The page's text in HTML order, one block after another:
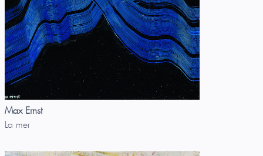
Max Ernst
La mer